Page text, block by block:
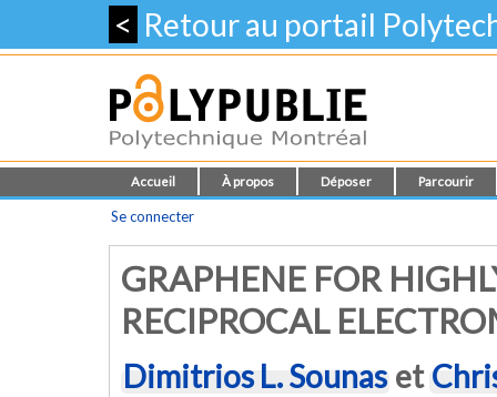
< Retour au portail
Accueil À propos Déposer Parcourir
Se connecter
GRAPHENE FOR
RECIPROCAL
Dimitrios L. Sounas et